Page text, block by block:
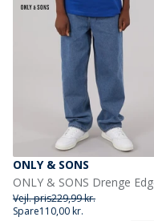
ONLY & SONS
Vejl. pris229,99 kr.
Spare110,00 kr.